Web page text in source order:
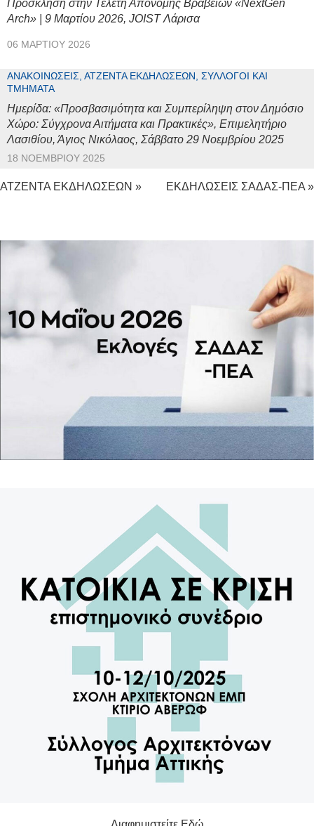
Πρόσκληση στην Τελετή Απονομής Βραβείων «NextGen
Arch» | 9 Μαρτίου 2026, JOIST Λάρισα
06 ΜΑΡΤΊΟΥ 2026
ΑΝΑΚΟΙΝΏΣΕΙΣ, ΑΤΖΈΝΤΑ ΕΚΔΗΛΏΣΕΩΝ, ΣΎΛΛΟΓΟΙ ΚΑΙ
ΤΜΉΜΑΤΑ
Ημερίδα: «Προσβασιμότητα και Συμπερίληψη στον Δημόσιο
Χώρο: Σύγχρονα Αιτήματα και Πρακτικές», Επιμελητήριο
Λασιθίου, Άγιος Νικόλαος, Σάββατο 29 Νοεμβρίου 2025
18 ΝΟΕΜΒΡΊΟΥ 2025
ΑΤΖΕΝΤΑ ΕΚΔΗΛΩΣΕΩΝ » ΕΚΔΗΛΩΣΕΙΣ ΣΑΔΑΣ-ΠΕΑ »